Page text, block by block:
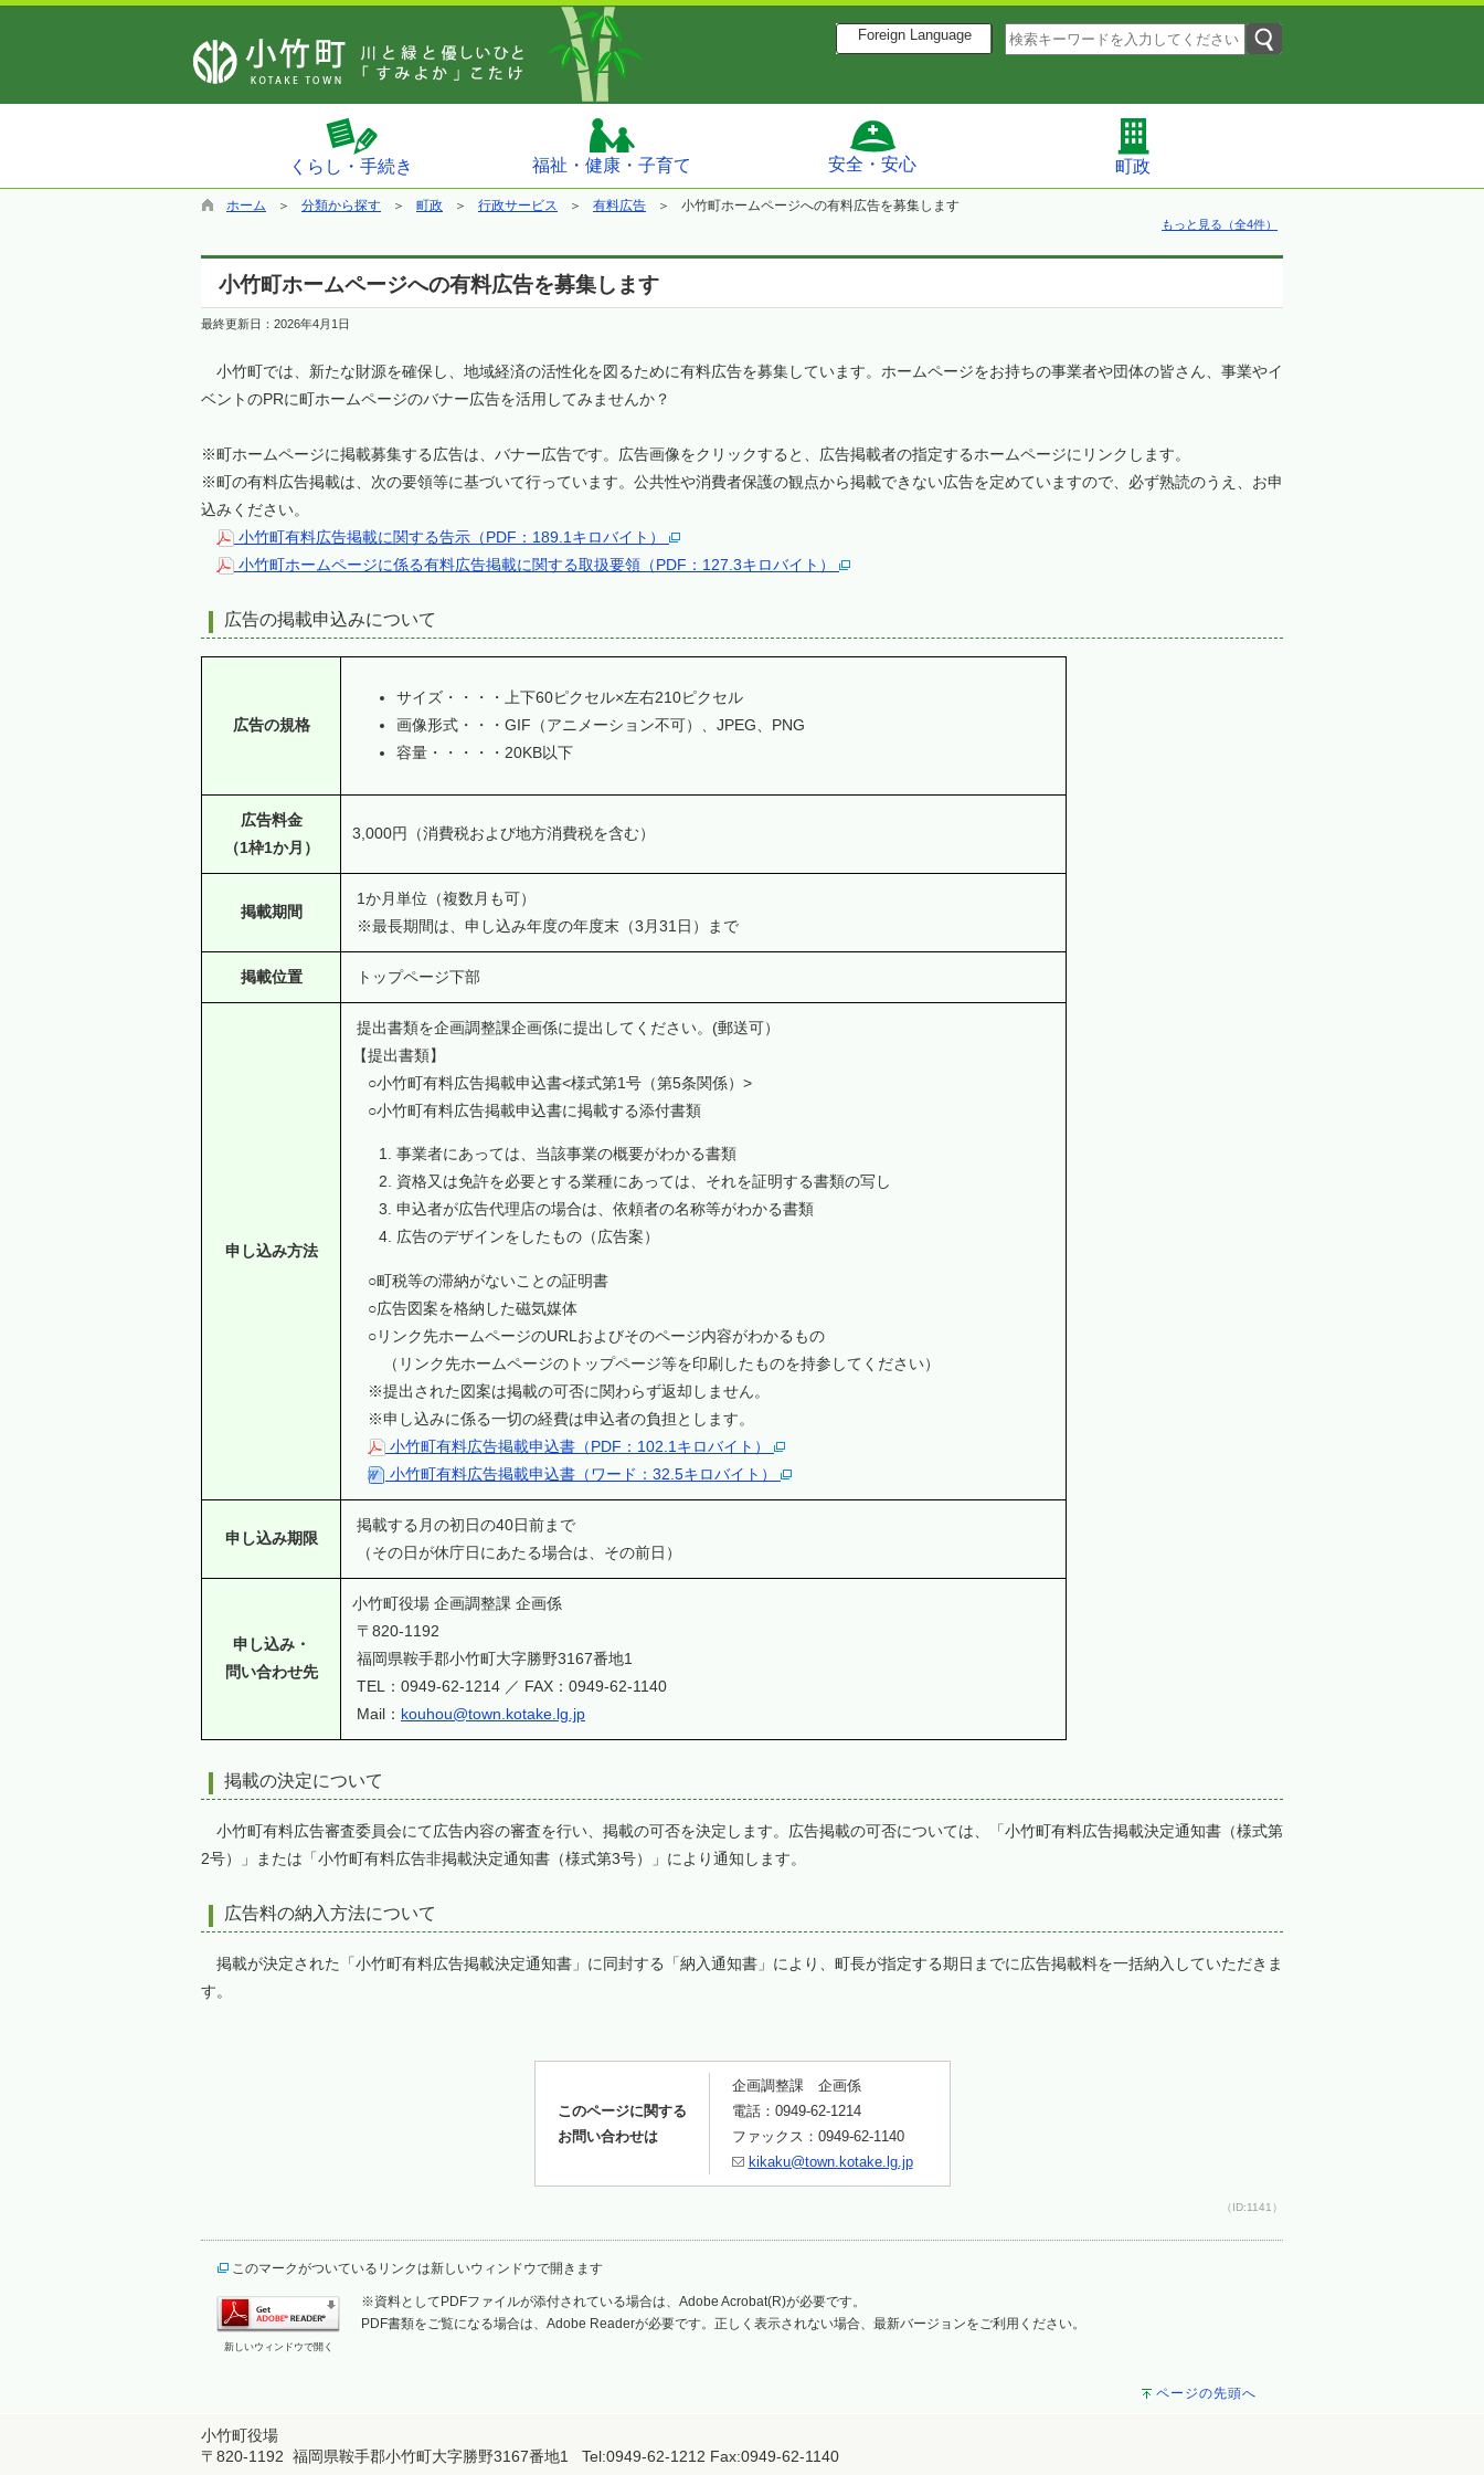
Foreign Language
くらし・手続き 福祉・健康・子育て 安全・安心 町政
ホーム 分類から探す 町政 行政サービス 有料広告 小竹町ホームページへの有料広告を募集します
もっと見る（全4件）
小竹町ホームページへの有料広告を募集します
最終更新日： 2026年4月1日
小竹町では、新たな財源を確保し、地域経済の活性化を図るために有料広告を募集しています。ホームページをお持ちの事業者や団体の皆さん、事業やイ
ベントのPRに町ホームページのバナー広告を活用してみませんか？
※町ホームページに掲載募集する広告は、バナー広告です。広告画像をクリックすると、広告掲載者の指定するホームページにリンクします。
※町の有料広告掲載は、次の要領等に基づいて行っています。公共性や消費者保護の観点から掲載できない広告を定めていますので、必ず熟読のうえ、お申
込みください。
小竹町有料広告掲載に関する告示（PDF：189.1キロバイト）
小竹町ホームページに係る有料広告掲載に関する取扱要領（PDF：127.3キロバイト）
広告の掲載申込みについて
広告の規格
サイズ・・・・上下60ピクセル×左右210ピクセル
画像形式・・・GIF（アニメーション不可）、JPEG、PNG
容量・・・・・20KB以下
広告料金
（1枠1か月）
3,000円（消費税および地方消費税を含む）
掲載期間
1か月単位（複数月も可）
※最長期間は、申し込み年度の年度末（3月31日）まで
掲載位置 トップページ下部
申し込み方法
提出書類を企画調整課企画係に提出してください。(郵送可）
【提出書類】
○小竹町有料広告掲載申込書<様式第1号（第5条関係）>
○小竹町有料広告掲載申込書に掲載する添付書類
事業者にあっては、当該事業の概要がわかる書類
資格又は免許を必要とする業種にあっては、それを証明する書類の写し
申込者が広告代理店の場合は、依頼者の名称等がわかる書類
広告のデザインをしたもの（広告案）
○町税等の滞納がないことの証明書
○広告図案を格納した磁気媒体
○リンク先ホームページのURLおよびそのページ内容がわかるもの
（リンク先ホームページのトップページ等を印刷したものを持参してください）
※提出された図案は掲載の可否に関わらず返却しません。
※申し込みに係る一切の経費は申込者の負担とします。
小竹町有料広告掲載申込書（PDF：102.1キロバイト）
小竹町有料広告掲載申込書（ワード：32.5キロバイト）
申し込み期限
掲載する月の初日の40日前まで
（その日が休庁日にあたる場合は、その前日）
申し込み・
問い合わせ先
小竹町役場 企画調整課 企画係
〒820-1192
福岡県鞍手郡小竹町大字勝野3167番地1
TEL：0949-62-1214 ／ FAX：0949-62-1140
Mail： kouhou@town.kotake.lg.jp
掲載の決定について
小竹町有料広告審査委員会にて広告内容の審査を行い、掲載の可否を決定します。広告掲載の可否については、「小竹町有料広告掲載決定通知書（様式第
2号）」または「小竹町有料広告非掲載決定通知書（様式第3号）」により通知します。
広告料の納入方法について
掲載が決定された「小竹町有料広告掲載決定通知書」に同封する「納入通知書」により、町長が指定する期日までに広告掲載料を一括納入していただきま
す。
このページに関する
お問い合わせは
企画調整課 企画係
電話：0949-62-1214
ファックス：0949-62-1140
kikaku@town.kotake.lg.jp
（ID:1141）
このマークがついているリンクは新しいウィンドウで開きます
新しいウィンドウで開く
※資料としてPDFファイルが添付されている場合は、Adobe Acrobat(R)が必要です。
PDF書類をご覧になる場合は、Adobe Readerが必要です。正しく表示されない場合、最新バージョンをご利用ください。
ページの先頭へ
小竹町役場
〒820-1192 福岡県鞍手郡小竹町大字勝野3167番地1 Tel:0949-62-1212 Fax:0949-62-1140